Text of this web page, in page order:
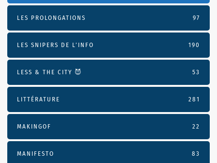
LES PROLONGATIONS 97
LES SNIPERS DE L’INFO 190
LESS & THE CITY 😈 53
LITTÉRATURE 281
MAKINGOF 22
MANIFESTO 83